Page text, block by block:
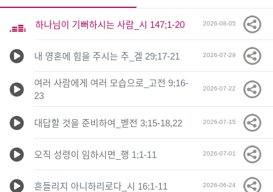
하나님이 기뻐하시는 사람_시 147;1-20 2026-08-05
내 영혼에 힘을 주시는 주_겔 29;17-21 2026-07-29
여러 사람에게 여러 모습으로_고전 9;16-
23
2026-07-22
대답할 것을 준비하여_벧전 3;15-18,22 2026-07-15
오직 성령이 임하시면_행 1;1-11 2026-07-01
흔들리지 아니하리로다_시 16;1-11 2026-06-24